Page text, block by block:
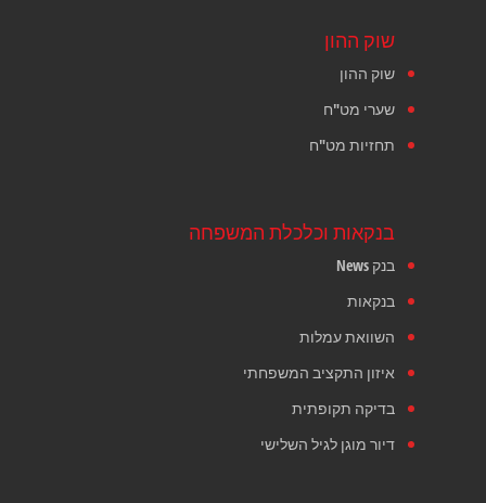
שוק ההון
שוק ההון
שערי מט"ח
תחזיות מט"ח
בנקאות וכלכלת המשפחה
בנק News
בנקאות
השוואת עמלות
איזון התקציב המשפחתי
בדיקה תקופתית
דיור מוגן לגיל השלישי